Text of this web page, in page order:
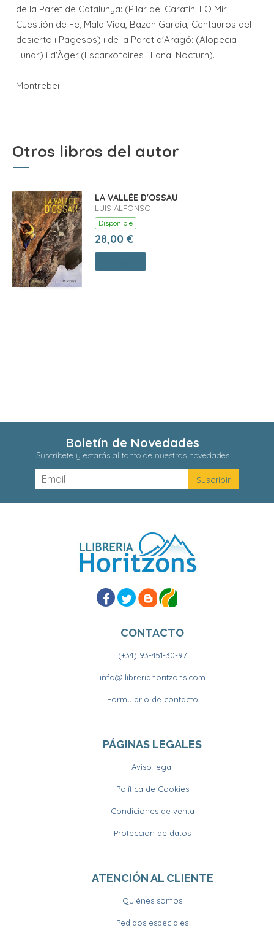
de la Paret de Catalunya: (Pilar del Caratin, EO Mir,
Cuestión de Fe, Mala Vida, Bazen Garaia, Centauros del
desierto i Pagesos) i de la Paret d'Aragó: (Alopecia
Lunar) i d'Àger:(Escarxofaires i Fanal Nocturn).
Montrebei
Otros libros del autor
LA VALLÉE D'OSSAU
LUIS ALFONSO
Disponible
28,00 €
Boletín de Novedades
Suscríbete y estarás al tanto de nuestras novedades
CONTACTO
(+34) 93-451-30-97
info@llibreriahoritzons.com
Formulario de contacto
PÁGINAS LEGALES
Aviso legal
Política de Cookies
Condiciones de venta
Protección de datos
ATENCIÓN AL CLIENTE
Quiénes somos
Pedidos especiales